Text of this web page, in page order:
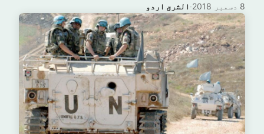
الشرق اردو · 8 دسمبر 2018